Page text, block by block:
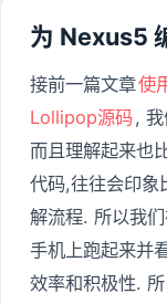
为 Nexus5
接前一篇文章使
Lollipop源码,
而且理解起来也
代码,往往会印象
解流程. 所以我
手机上跑起来并
效率和积极性.